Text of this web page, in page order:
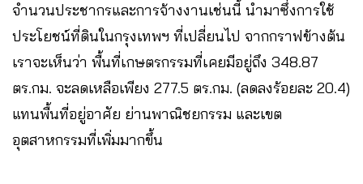
จำนวนประชากรและการจ้างงานเช่นนี้ นำมาซึ่งการใช้
ประโยชน์ที่ดินในกรุงเทพฯ ที่เปลี่ยนไป จากกราฟข้างต้น
เราจะเห็นว่า พื้นที่เกษตรกรรมที่เคยมีอยู่ถึง 348.87
ตร.กม. จะลดเหลือเพียง 277.5 ตร.กม. (ลดลงร้อยละ 20.4)
แทนพื้นที่อยู่อาศัย ย่านพาณิชยกรรม และเขต
อุตสาหกรรมที่เพิ่มมากขึ้น